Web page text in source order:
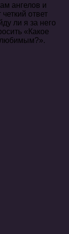
ангелов и
ответ
ли я за него
«Какое
любимым?».